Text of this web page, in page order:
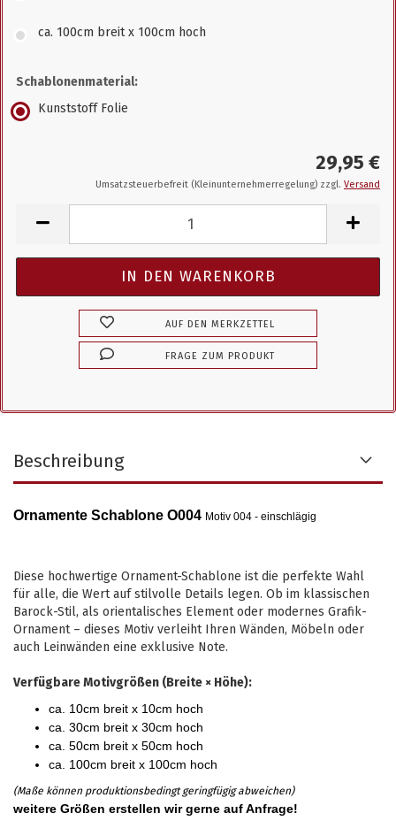
ca. 100cm breit x 100cm hoch
Schablonenmaterial:
Kunststoff Folie
29,95 €
Umsatzsteuerbefreit (Kleinunternehmerregelung) zzgl. Versand
AUF DEN MERKZETTEL
FRAGE ZUM PRODUKT
Beschreibung
Ornamente Schablone O004 Motiv 004 - einschlägig
Diese hochwertige Ornament-Schablone ist die perfekte Wahl
für alle, die Wert auf stilvolle Details legen. Ob im klassischen
Barock-Stil, als orientalisches Element oder modernes Grafik-
Ornament – dieses Motiv verleiht Ihren Wänden, Möbeln oder
auch Leinwänden eine exklusive Note.
Verfügbare Motivgrößen (Breite × Höhe):
ca. 10cm breit x 10cm hoch
ca. 30cm breit x 30cm hoch
ca. 50cm breit x 50cm hoch
ca. 100cm breit x 100cm hoch
(Maße können produktionsbedingt geringfügig abweichen)
weitere Größen erstellen wir gerne auf Anfrage!